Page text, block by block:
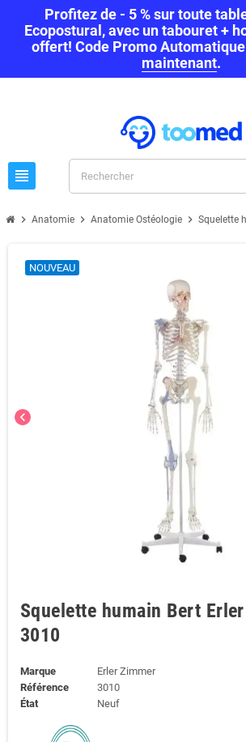
Profitez de - 5 % sur toute
Ecopostural, avec un tabouret +
offert! Code Promo Automatique
maintenant.
view_headline
chevron_right Anatomie chevron_right Anatomie Ostéologie chevron_right Squelette
chevron_left
NOUVEAU
Squelette humain Bert
3010
Marque
Erler Zimmer
Référence
3010
État
Neuf